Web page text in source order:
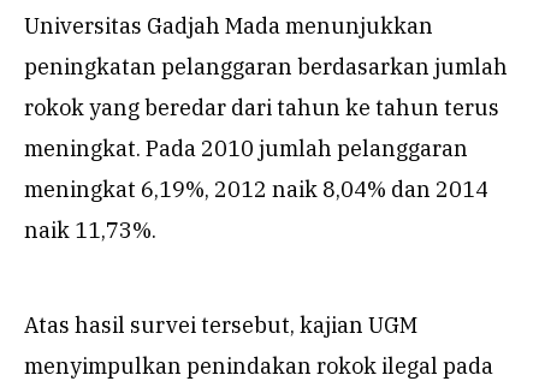
Universitas Gadjah Mada menunjukkan
peningkatan pelanggaran berdasarkan jumlah
rokok yang beredar dari tahun ke tahun terus
meningkat. Pada 2010 jumlah pelanggaran
meningkat 6,19%, 2012 naik 8,04% dan 2014
naik 11,73%.
Atas hasil survei tersebut, kajian UGM
menyimpulkan penindakan rokok ilegal pada